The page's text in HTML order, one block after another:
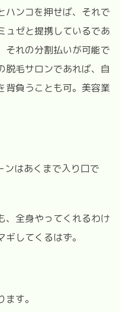
ハンコを押せば、それで
ュゼと提携しているであ
それの分割払いが可能で
脱毛サロンであれば、自
背負うことも可。美容業
はあくまで入り口で
、全身やってくれるわけ
してくるはず。
す。